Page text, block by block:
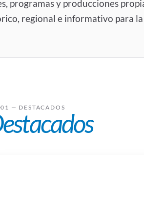
programas y producciones
regional e informativo para
01 — DESTACADOS